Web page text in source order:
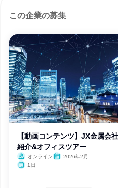
この企業の募集
【動画コンテンツ】JX金属会社
紹介&オフィスツアー
オンライン
2026年2月
1日